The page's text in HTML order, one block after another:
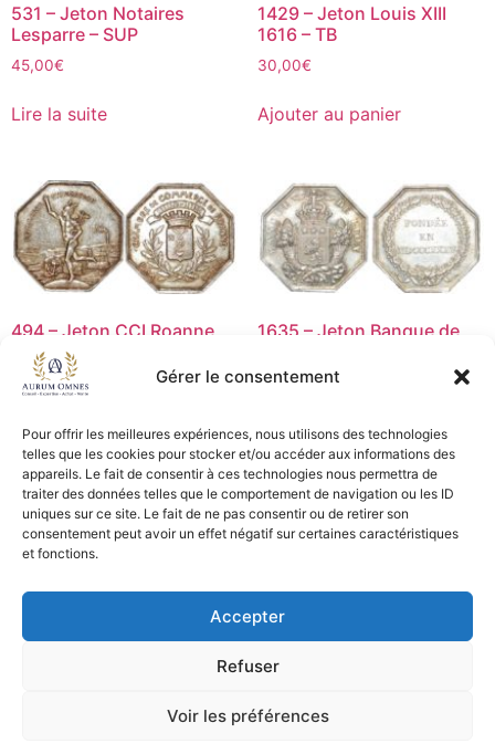
Gérer le consentement
Pour offrir les meilleures expériences, nous utilisons des technologies
telles que les cookies pour stocker et/ou accéder aux informations des
appareils. Le fait de consentir à ces technologies nous permettra de
traiter des données telles que le comportement de navigation ou les ID
uniques sur ce site. Le fait de ne pas consentir ou de retirer son
consentement peut avoir un effet négatif sur certaines caractéristiques
et fonctions.
Accepter
Refuser
Voir les préférences
531 – Jeton Notaires
Lesparre – SUP
45,00€
Lire la suite
1429 – Jeton Louis XIII
1616 – TB
30,00€
Ajouter au panier
494 – Jeton CCI Roanne
p.Corne – SUP
25,00€
Lire la suite
1635 – Jeton Banque de
45,00€
Ajouter au panier
CGV - CGL
Copyright © 2026 Aurum Omnes